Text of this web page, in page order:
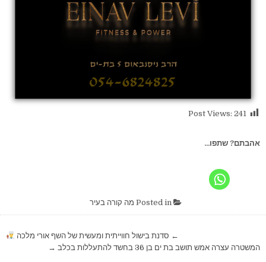
Post Views: 241
אהבתם? שתפו...
מה קורה בעיר
← סדנת בישול חווייתית ומעשית של השף אורי מלכה
המשטרה עצרה אמש תושב בת ים בן 36 בחשד להתעללות בכלב →